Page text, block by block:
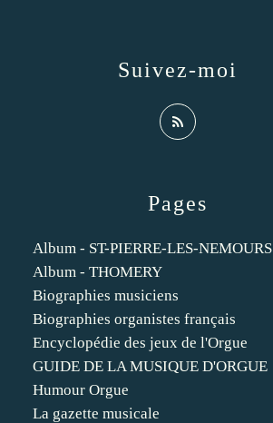
Pages
Album - ST-PIERRE-LES-NEMOURS
Album - THOMERY
Biographies musiciens
Biographies organistes français
Encyclopédie des jeux de l'Orgue
GUIDE DE LA MUSIQUE D'ORGUE
Humour Orgue
La gazette musicale
Suivez-moi